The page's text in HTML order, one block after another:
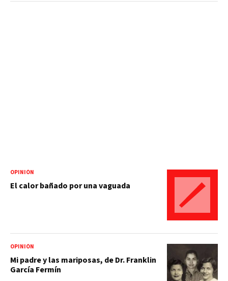
OPINIÓN
El calor bañado por una vaguada
OPINIÓN
Mi padre y las mariposas, de Dr. Franklin
García Fermín